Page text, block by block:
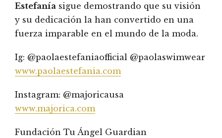
Estefanía sigue demostrando que su visión
y su dedicación la han convertido en una
fuerza imparable en el mundo de la moda.
Ig: @paolaestefaniaofficial @paolaswimwear
www.paolaestefania.com
Instagram: @majoricausa
www.majorica.com
Fundación Tu Ángel Guardian